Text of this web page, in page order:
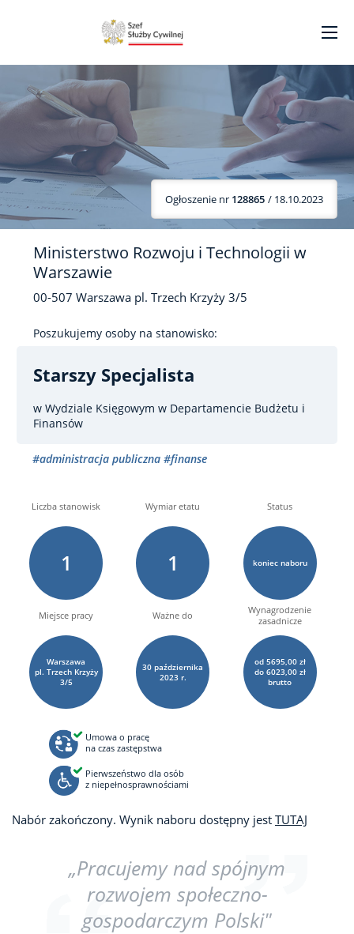
Ogłoszenie nr 128865 / 18.10.2023
Ministerstwo Rozwoju i Technologii w
Warszawie
00-507 Warszawa pl. Trzech Krzyży 3/5
Poszukujemy osoby na stanowisko:
Starszy Specjalista
w Wydziale Księgowym w Departamencie Budżetu i
Finansów
#administracja publiczna #finanse
Liczba stanowisk
1
Wymiar etatu
1
Status
koniec naboru
Miejsce pracy
Warszawa
pl. Trzech Krzyży
3/5
Ważne do
30października
2023 r.
Wynagrodzenie
zasadnicze
od 5695,00 zł
do 6023,00 zł
brutto
Umowa o pracę
na czas zastępstwa
Pierwszeństwo dla osób
z niepełnosprawnościami
Nabór zakończony. Wynik naboru dostępny jest TUTAJ
„Pracujemy nad spójnym
rozwojem społeczno-
gospodarczym Polski"